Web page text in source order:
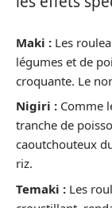
Maki : Les
légumes et de
croquante. Le
Nigiri : Comme
tranche de
caoutchouteux
riz.
Temaki : Les